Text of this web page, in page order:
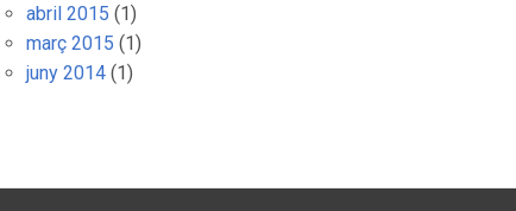
abril 2015 (1)
març 2015 (1)
juny 2014 (1)